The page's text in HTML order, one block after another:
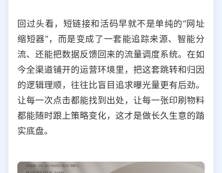
回过头看，短链接和活码早就不是单纯的“网址
缩短器”，而是变成了一套能追踪来源、智能分
流、还能把数据反馈回来的流量调度系统。在如
今全渠道铺开的运营环境里，把这套跳转和归因
的逻辑理顺，往往比盲目追求曝光量更有后劲。
让每一次点击都能找到出处，让每一张印刷物料
都能随时跟上策略变化，这才是做长久生意的踏
实底盘。